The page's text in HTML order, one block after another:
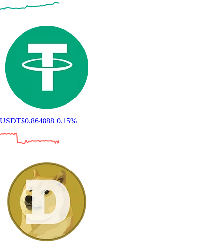
USDT$0.864888-0.15%